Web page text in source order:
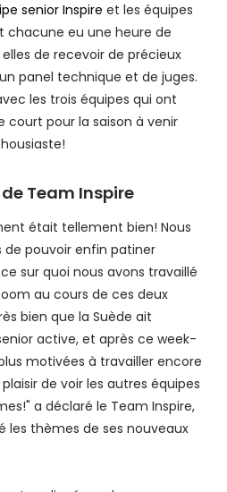
senior Inspire et les équipes
chacune eu une heure de
de recevoir de précieux
panel technique et de juges.
les trois équipes qui ont
pour la saison à venir
Team Inspire
était tellement bien! Nous
de pouvoir enfin patiner
sur quoi nous avons travaillé
au cours de ces deux
bien que la Suède ait
active, et après ce week-
motivées à travailler encore
de voir les autres équipes
a déclaré le Team Inspire,
les thèmes de ses nouveaux